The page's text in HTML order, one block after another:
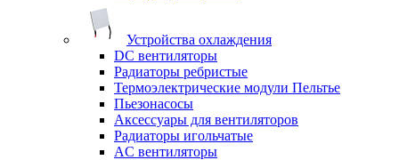
Устройства охлаждения
DC вентиляторы
Радиаторы ребристые
Термоэлектрические модули Пельтье
Пьезонасосы
Аксессуары для вентиляторов
Радиаторы игольчатые
AC вентиляторы